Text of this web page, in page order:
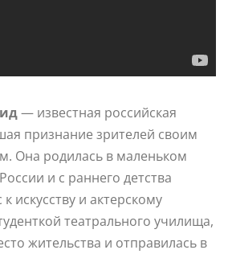
— известная российская
признание зрителей своим
Она родилась в маленьком
и с раннего детства
искусству и актерскому
театрального училища,
жительства и отправилась в